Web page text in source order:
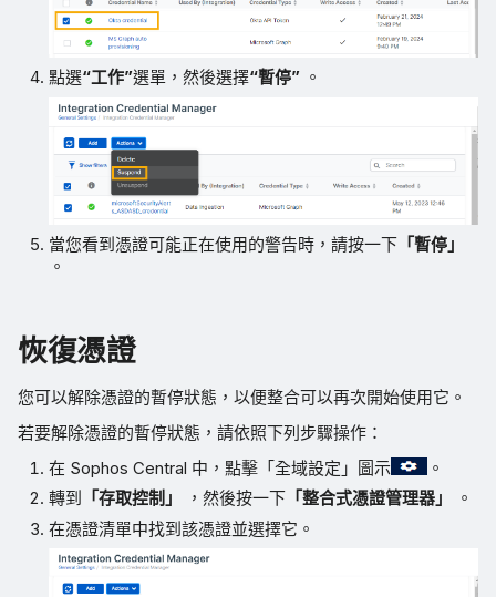
點選“工作”選單，然後選擇“暫停” 。
當您看到憑證可能正在使用的警告時，請按一下 「暫停」
。
恢復憑證
您可以解除憑證的暫停狀態，以便整合可以再次開始使用它。
若要解除憑證的暫停狀態，請依照下列步驟操作：
在 Sophos Central 中，點擊「全域設定」圖示
。
轉到 「存取控制」 ，然後按一下 「整合式憑證管理器」
。
在憑證清單中找到該憑證並選擇它。